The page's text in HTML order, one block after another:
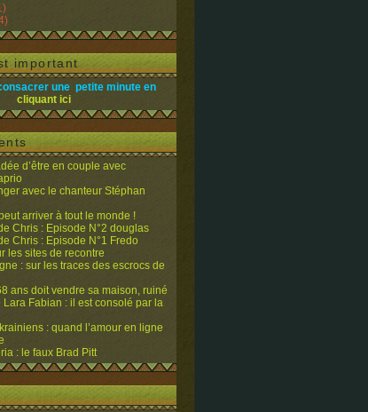
important
une petite minute en
cliquant ici
d’être en couple avec
avec le chanteur Stéphan
arriver à tout le monde !
Chris : Episode N°2 douglas
Chris : Episode N°1 Fredo
les sites de recontre
: sur les traces des escrocs de
ans doit vendre sa maison, ruiné
Lara Fabian : il est consolé par la
: quand l’amour en ligne
: le faux Brad Pitt